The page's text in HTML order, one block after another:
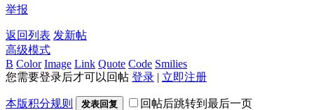
举报
返回列表 发新帖
高级模式
B Color Image Link Quote Code Smilies
您需要登录后才可以回帖 登录 | 立即注册
本版积分规则 发表回复 回帖后跳转到最后一页